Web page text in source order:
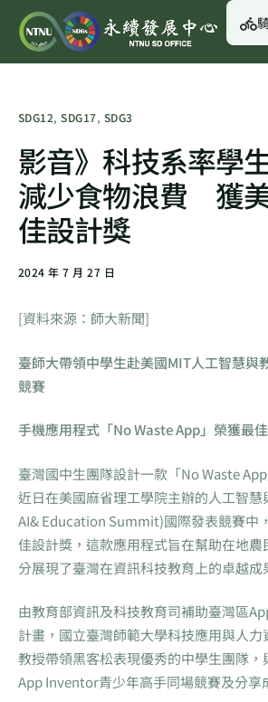
關於我們
永續資訊
校園綠生活
English
SDG12,SDG17, SDG3
影音》科技系率學
減少食物浪費 獲
佳設計獎
2024 年 7 月 27 日
[資料來源：師大新聞]
臺師大帶領中學生赴美國MIT人工智慧與
競賽
手機應用程式「No Waste App」榮獲最
臺灣國中生團隊設計一款「No Waste
近日在美國麻省理工學院主辦的人工智慧
AI& Education Summit)國際發表競賽中
佳設計獎，這款應用程式旨在幫助在地
分展現了臺灣在資訊科技教育上的卓越成
由教育部資訊及科技教育司補助臺灣區
計畫，國立臺灣師範大學科技應用與人
教授帶領黑客松表現優秀的中學生團隊，
App Inventor青少年高手同場競賽及分享